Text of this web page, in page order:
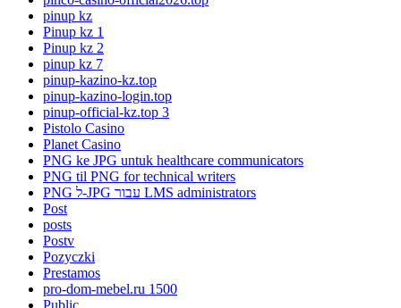
pinup kz
Pinup kz 1
Pinup kz 2
pinup kz 7
pinup-kazino-kz.top
pinup-kazino-login.top
pinup-official-kz.top 3
Pistolo Casino
Planet Casino
PNG ke JPG untuk healthcare communicators
PNG til PNG for technical writers
PNG ל-JPG עבור LMS administrators
Post
posts
Postv
Pozyczki
Prestamos
pro-dom-mebel.ru 1500
Public